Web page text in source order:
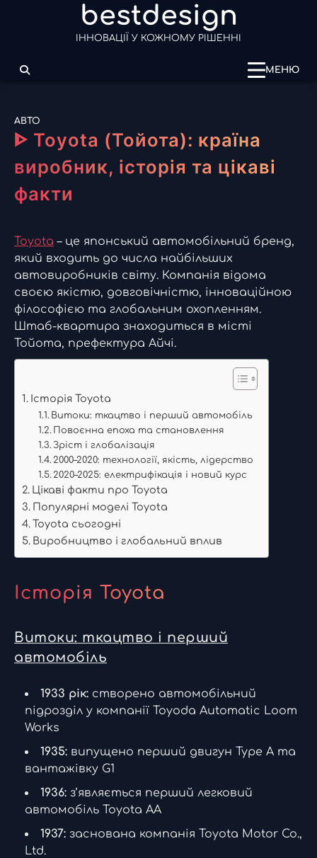
bestdesign
ІННОВАЦІЇ У КОЖНОМУ РІШЕННІ
МЕНЮ
АВТО
ᐈ Toyota (Тойота): країна
виробник, історія та цікаві
факти
Toyota – це японський автомобільний бренд,
який входить до числа найбільших
автовиробників світу. Компанія відома
своєю якістю, довговічністю, інноваційною
філософією та глобальним охопленням.
Штаб-квартира знаходиться в місті
Тойота, префектура Айчі.
Історія Toyota
Витоки: ткацтво і перший автомобіль
Повоєнна епоха та становлення
Зріст і глобалізація
2000–2020: технології, якість, лідерство
2020–2025: електрифікація і новий курс
Цікаві факти про Toyota
Популярні моделі Toyota
Toyota сьогодні
Виробництво і глобальний вплив
Історія Toyota
Витоки: ткацтво і перший
автомобіль
1933 рік: створено автомобільний
підрозділ у компанії Toyoda Automatic Loom
Works
1935: випущено перший двигун Type A та
вантажівку G1
1936: з’являється перший легковий
автомобіль Toyota AA
1937: заснована компанія Toyota Motor Co.,
Ltd.